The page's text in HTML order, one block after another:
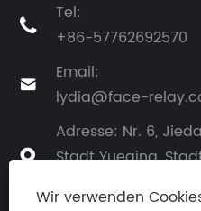

Tel:
+86-57762692570

Email:
lydia@face-

Adresse: Nr. 6,
Stadt Yueqing,
Wir verwenden